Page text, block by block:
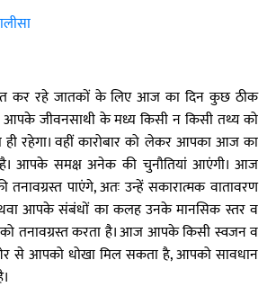
कर रहे जातकों के लिए आज का दिन कुछ ठीक
जीवनसाथी के मध्य किसी न किसी तथ्य को
ही रहेगा। वहीं कारोबार को लेकर आपका आज का
है। आपके समक्ष अनेक की चुनौतियां आएंगी। आज
पाएंगे, अतः उन्हें सकारात्मक वातावरण
अथवा आपके संबंधों का कलह उनके मानसिक स्तर व
को तनावग्रस्त करता है। आज आपके किसी स्वजन व
से आपको धोखा मिल सकता है, आपको सावधान